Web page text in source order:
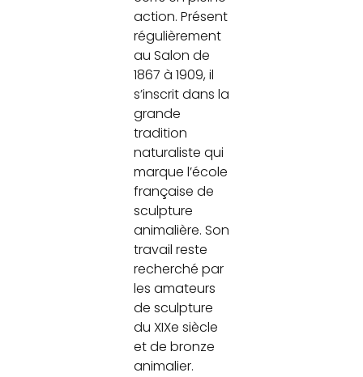
action. Présent
régulièrement
au Salon de
1867 à 1909, il
s’inscrit dans la
grande
tradition
naturaliste qui
marque l’école
française de
sculpture
animalière. Son
travail reste
recherché par
les amateurs
de sculpture
du XIXe siècle
et de bronze
animalier.